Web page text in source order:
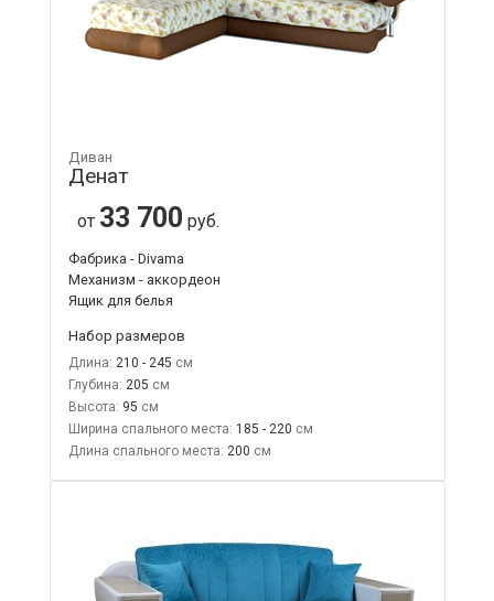
Диван
Денат
от 33 700 руб.
Фабрика - Divama
Механизм - аккордеон
Ящик для белья
Набор размеров
Длина: 210 - 245
Глубина: 205
Высота: 95
Ширина спального места: 185 - 220
Длина спального места: 200